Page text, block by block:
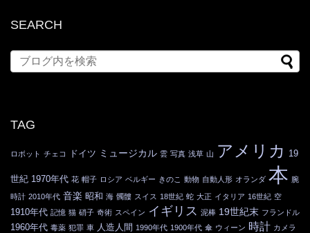
SEARCH
TAG
ロボット チェコ ドイツ ミュージカル 雲 写真 浅草 山 アメリカ 19
世紀 1970年代 花 帽子 ロシア ベルギー きのこ 動物 自動人形 オランダ 本 腕
時計 2010年代 音楽 昭和 海 髑髏 スイス 18世紀 蛇 大正 イタリア 16世紀 空
1910年代 記憶 猫 硝子 奇術 スペイン イギリス 泥棒 19世紀末 フランドル
1960年代 毒薬 犯罪 車 人造人間 1990年代 1900年代 傘 ウィーン 時計 カメラ